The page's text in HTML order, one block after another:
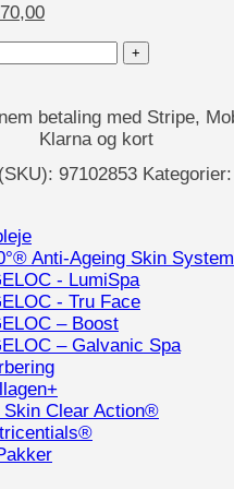
Den
97102853 Kategorier:
Anti-Ageing Skin System
- LumiSpa
- Tru Face
– Boost
– Galvanic Spa
Skin Clear Action®